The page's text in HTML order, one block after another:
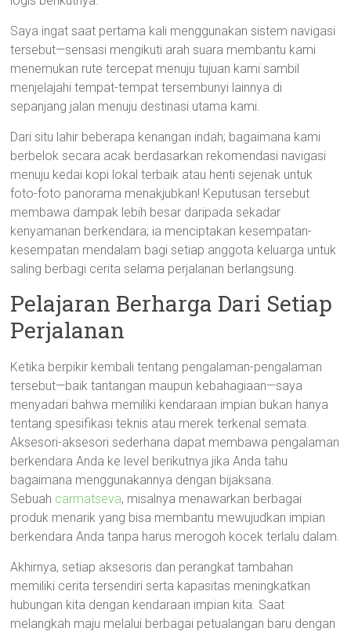
Saya ingat saat pertama kali menggunakan sistem navigasi
tersebut—sensasi mengikuti arah suara membantu kami
menemukan rute tercepat menuju tujuan kami sambil
menjelajahi tempat-tempat tersembunyi lainnya di
sepanjang jalan menuju destinasi utama kami.
Dari situ lahir beberapa kenangan indah; bagaimana kami
berbelok secara acak berdasarkan rekomendasi navigasi
menuju kedai kopi lokal terbaik atau henti sejenak untuk
foto-foto panorama menakjubkan! Keputusan tersebut
membawa dampak lebih besar daripada sekadar
kenyamanan berkendara; ia menciptakan kesempatan-
kesempatan mendalam bagi setiap anggota keluarga untuk
saling berbagi cerita selama perjalanan berlangsung.
Pelajaran Berharga Dari Setiap
Perjalanan
Ketika berpikir kembali tentang pengalaman-pengalaman
tersebut—baik tantangan maupun kebahagiaan—saya
menyadari bahwa memiliki kendaraan impian bukan hanya
tentang spesifikasi teknis atau merek terkenal semata.
Aksesori-aksesori sederhana dapat membawa pengalaman
berkendara Anda ke level berikutnya jika Anda tahu
bagaimana menggunakannya dengan bijaksana.
Sebuah carmatseva, misalnya menawarkan berbagai
produk menarik yang bisa membantu mewujudkan impian
berkendara Anda tanpa harus merogoh kocek terlalu dalam.
Akhirnya, setiap aksesoris dan perangkat tambahan
memiliki cerita tersendiri serta kapasitas meningkatkan
hubungan kita dengan kendaraan impian kita. Saat
melangkah maju melalui berbagai petualangan baru dengan